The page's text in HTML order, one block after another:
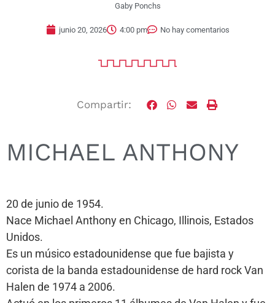
Gaby Ponchs
junio 20, 2026 4:00 pm No hay comentarios
Compartir:
MICHAEL ANTHONY
20 de junio de 1954.
Nace Michael Anthony en Chicago, Illinois, Estados
Unidos.
Es un músico estadounidense que fue bajista y
corista de la banda estadounidense de hard rock Van
Halen de 1974 a 2006.